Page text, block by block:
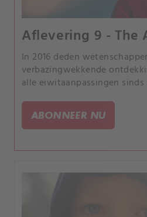
Aflevering 9 - The
In 2016 deden
verbazingwekkende
alle eiwitaanpassingen
veroorzaakt.
ABONNEER NU